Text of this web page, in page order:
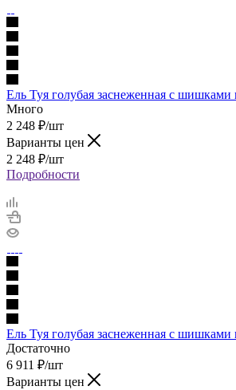
Ель Туя голубая заснеженная с шишками
Много
2 248 ₽/шт
Варианты цен
2 248 ₽/шт
Подробности
Ель Туя голубая заснеженная с шишками
Достаточно
6 911 ₽/шт
Варианты цен